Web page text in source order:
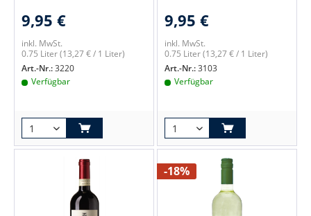
9,95 €
inkl. MwSt.
0.75 Liter(13,27 € / 1 Liter)
Art.-Nr.:3220
Verfügbar
9,95 €
inkl. MwSt.
0.75 Liter(13,27 € / 1 Liter)
Art.-Nr.:3103
Verfügbar
-18%